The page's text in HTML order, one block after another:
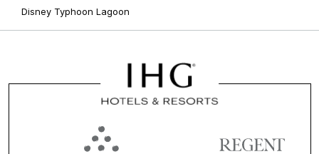
Disney Typhoon Lagoon